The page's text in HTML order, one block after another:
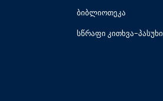
ბიბლიოთეკა
სწრაფი კითხვა-პასუხი